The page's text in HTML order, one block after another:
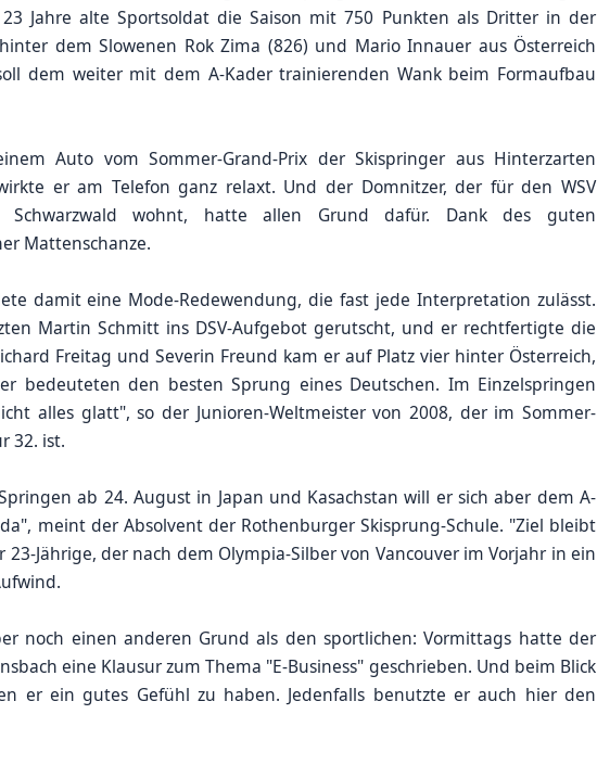
Jahre alte Sportsoldat die Saison mit 750 Punkten als Dritter in der
dem Slowenen Rok Zima (826) und Mario Innauer aus Österreich
dem weiter mit dem A-Kader trainierenden Wank beim Formaufbau
Auto vom Sommer-Grand-Prix der Skispringer aus Hinterzarten
er am Telefon ganz relaxt. Und der Domnitzer, der für den WSV
wohnt, hatte allen Grund dafür. Dank des guten
Mattenschanze.
damit eine Mode-Redewendung, die fast jede Interpretation zulässt.
Martin Schmitt ins DSV-Aufgebot gerutscht, und er rechtfertigte die
Freitag und Severin Freund kam er auf Platz vier hinter Österreich,
bedeuteten den besten Sprung eines Deutschen. Im Einzelspringen
alles glatt", so der Junioren-Weltmeister von 2008, der im Sommer-
32. ist.
ab 24. August in Japan und Kasachstan will er sich aber dem A-
meint der Absolvent der Rothenburger Skisprung-Schule. "Ziel bleibt
23-Jährige, der nach dem Olympia-Silber von Vancouver im Vorjahr in ein
noch einen anderen Grund als den sportlichen: Vormittags hatte der
eine Klausur zum Thema "E-Business" geschrieben. Und beim Blick
er ein gutes Gefühl zu haben. Jedenfalls benutzte er auch hier den